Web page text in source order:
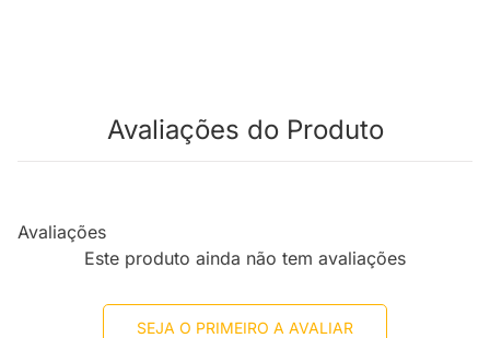
Avaliações do Produto
Avaliações
Este produto ainda não tem avaliações
SEJA O PRIMEIRO A AVALIAR